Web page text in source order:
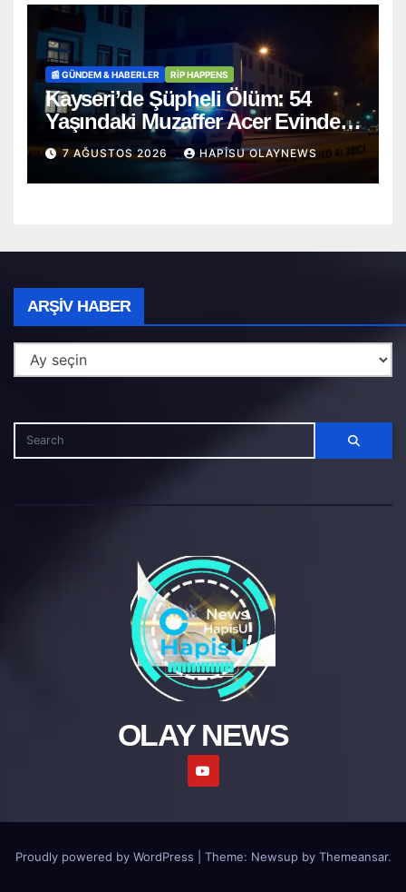
📰 GÜNDEM & HABERLER RİP HAPPENS
Kayseri’de Şüpheli Ölüm: 54
Yaşındaki Muzaffer Acer Evinde
Cansız Bulundu
7 AĞUSTOS 2026 HAPISU OLAYNEWS
ARŞIV HABER
Haber
OLAY NEWS
Proudly powered by WordPress Theme: Newsup by Themeansar.